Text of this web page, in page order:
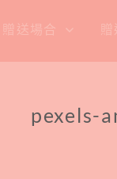
贈送場合 贈
pexels-